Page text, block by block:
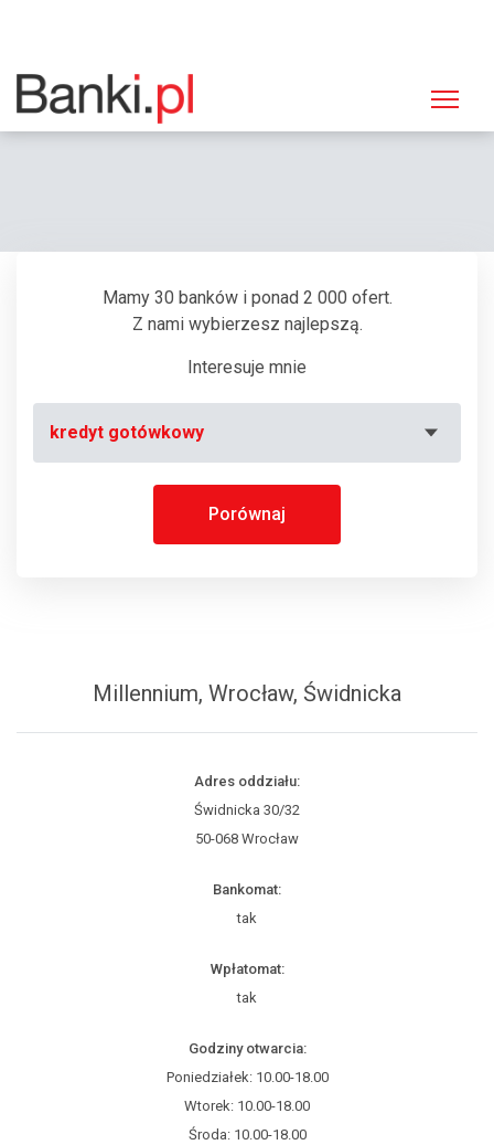
Strona główna Banki Oddział Millennium, Wrocław, Świdnicka 30/32
Mamy 30 banków i ponad 2 000 ofert.
Z nami wybierzesz najlepszą.
Interesuje mnie
kredyt gotówkowy
Porównaj
Millennium, Wrocław, Świdnicka
Adres oddziału:
Świdnicka 30/32
50-068 Wrocław
Bankomat:
tak
Wpłatomat:
tak
Godziny otwarcia:
Poniedziałek: 10.00-18.00
Wtorek: 10.00-18.00
Środa: 10.00-18.00